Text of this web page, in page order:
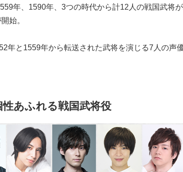
年、1590年、3つの時代から計12人の戦国武将
始。
年と1559年から転送された武将を演じる7人の声
あふれる戦国武将役